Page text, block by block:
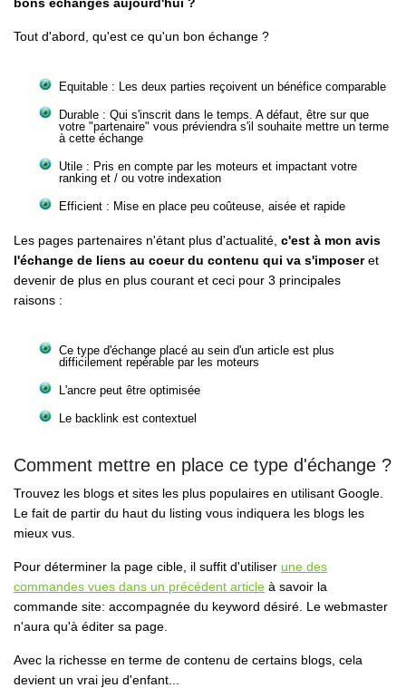
Tout d'abord, qu'est ce qu'un bon échange ?
Equitable : Les deux parties reçoivent un bénéfice comparable
Durable : Qui s'inscrit dans le temps. A défaut, être sur que
votre "partenaire" vous préviendra s'il souhaite mettre un terme
à cette échange
Utile : Pris en compte par les moteurs et impactant votre
ranking et / ou votre indexation
Efficient : Mise en place peu coûteuse, aisée et rapide
Les pages partenaires n'étant plus d'actualité, c'est à mon avis
l'échange de liens au coeur du contenu qui va s'imposeret
devenir de plus en plus courant et ceci pour 3 principales
raisons :
Ce type d'échange placé au sein d'un article est plus
difficilement repérable par les moteurs
L'ancre peut être optimisée
Le backlink est contextuel
Comment mettre en place ce type d'échange ?
Trouvez les blogs et sites les plus populaires en utilisant Google.
Le fait de partir du haut du listing vous indiquera les blogs les
mieux vus.
Pour déterminer la page cible, il suffit d'utiliser une des
commandes vues dans un précédent article à savoir la
commande site: accompagnée du keyword désiré. Le webmaster
n'aura qu'à éditer sa page.
Avec la richesse en terme de contenu de certains blogs, cela
devient un vrai jeu d'enfant...